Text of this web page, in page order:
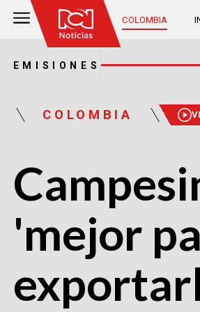
COLOMBIA
EMISIONES
COLOMBIA
'mejor